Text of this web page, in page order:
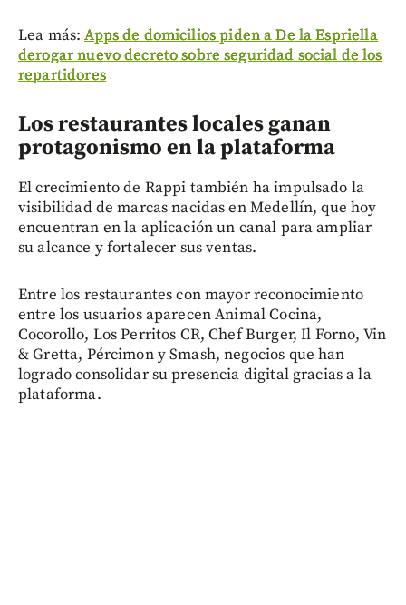
Lea más:Apps de domicilios piden a De la Espriella
derogar nuevo decreto sobre seguridad social de los
repartidores
Los restaurantes locales ganan
protagonismo en la plataforma
El crecimiento de Rappi también ha impulsado la
visibilidad de marcas nacidas en Medellín, que hoy
encuentran en la aplicación un canal para ampliar
su alcance y fortalecer sus ventas.
Entre los restaurantes con mayor reconocimiento
entre los usuarios aparecen Animal Cocina,
Cocorollo, Los Perritos CR, Chef Burger, Il Forno, Vin
& Gretta, Pércimon y Smash, negocios que han
logrado consolidar su presencia digital gracias a la
plataforma.